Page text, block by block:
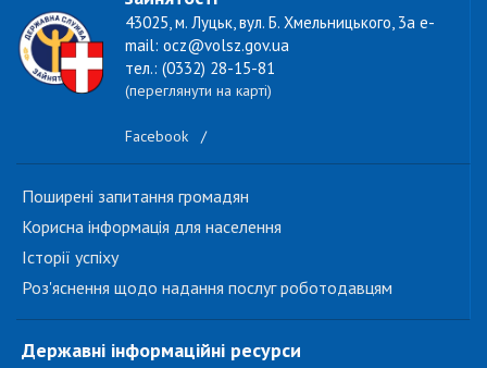
43025, м. Луцьк, вул. Б. Хмельницького, 3а e-
mail: ocz@volsz.gov.ua
тел.: (0332) 28-15-81
(переглянути на карті)
Facebook /
Поширені запитання громадян
Корисна інформація для населення
Історії успіху
Роз'яснення щодо надання послуг роботодавцям
Державні інформаційні ресурси